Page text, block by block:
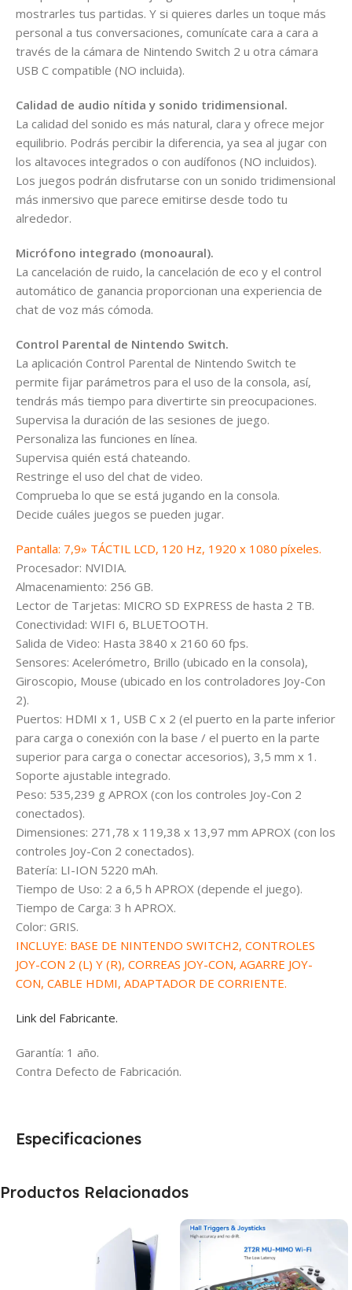
mostrarles tus partidas. Y si quieres darles un toque más
personal a tus conversaciones, comunícate cara a cara a
través de la cámara de Nintendo Switch 2 u otra cámara
USB C compatible (NO incluida).
Calidad de audio nítida y sonido tridimensional.
La calidad del sonido es más natural, clara y ofrece mejor
equilibrio. Podrás percibir la diferencia, ya sea al jugar con
los altavoces integrados o con audífonos (NO incluidos).
Los juegos podrán disfrutarse con un sonido tridimensional
más inmersivo que parece emitirse desde todo tu
alrededor.
Micrófono integrado (monoaural).
La cancelación de ruido, la cancelación de eco y el control
automático de ganancia proporcionan una experiencia de
chat de voz más cómoda.
Control Parental de Nintendo Switch.
La aplicación Control Parental de Nintendo Switch te
permite fijar parámetros para el uso de la consola, así,
tendrás más tiempo para divertirte sin preocupaciones.
Supervisa la duración de las sesiones de juego.
Personaliza las funciones en línea.
Supervisa quién está chateando.
Restringe el uso del chat de video.
Comprueba lo que se está jugando en la consola.
Decide cuáles juegos se pueden jugar.
Pantalla: 7,9» TÁCTIL LCD, 120 Hz, 1920 x 1080 píxeles.
Procesador: NVIDIA.
Almacenamiento: 256 GB.
Lector de Tarjetas: MICRO SD EXPRESS de hasta 2 TB.
Conectividad: WIFI 6, BLUETOOTH.
Salida de Video: Hasta 3840 x 2160 60 fps.
Sensores: Acelerómetro, Brillo (ubicado en la consola),
Giroscopio, Mouse (ubicado en los controladores Joy-Con
2).
Puertos: HDMI x 1, USB C x 2 (el puerto en la parte inferior
para carga o conexión con la base / el puerto en la parte
superior para carga o conectar accesorios), 3,5 mm x 1.
Soporte ajustable integrado.
Peso: 535,239 g APROX (con los controles Joy-Con 2
conectados).
Dimensiones: 271,78 x 119,38 x 13,97 mm APROX (con los
controles Joy-Con 2 conectados).
Batería: LI-ION 5220 mAh.
Tiempo de Uso: 2 a 6,5 h APROX (depende el juego).
Tiempo de Carga: 3 h APROX.
Color: GRIS.
INCLUYE: BASE DE NINTENDO SWITCH2, CONTROLES
JOY-CON 2 (L) Y (R), CORREAS JOY-CON, AGARRE JOY-
CON, CABLE HDMI, ADAPTADOR DE CORRIENTE.
Link del Fabricante.
Garantía: 1 año.
Contra Defecto de Fabricación.
Especificaciones
Productos Relacionados